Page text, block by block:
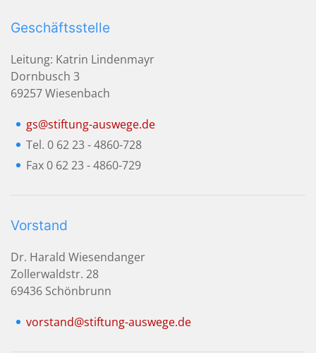
Geschäftsstelle
Leitung: Katrin Lindenmayr
Dornbusch 3
69257 Wiesenbach
gs@stiftung-auswege.de
Tel. 0 62 23 - 4860-728
Fax 0 62 23 - 4860-729
Vorstand
Dr. Harald Wiesendanger
Zollerwaldstr. 28
69436 Schönbrunn
vorstand@stiftung-auswege.de